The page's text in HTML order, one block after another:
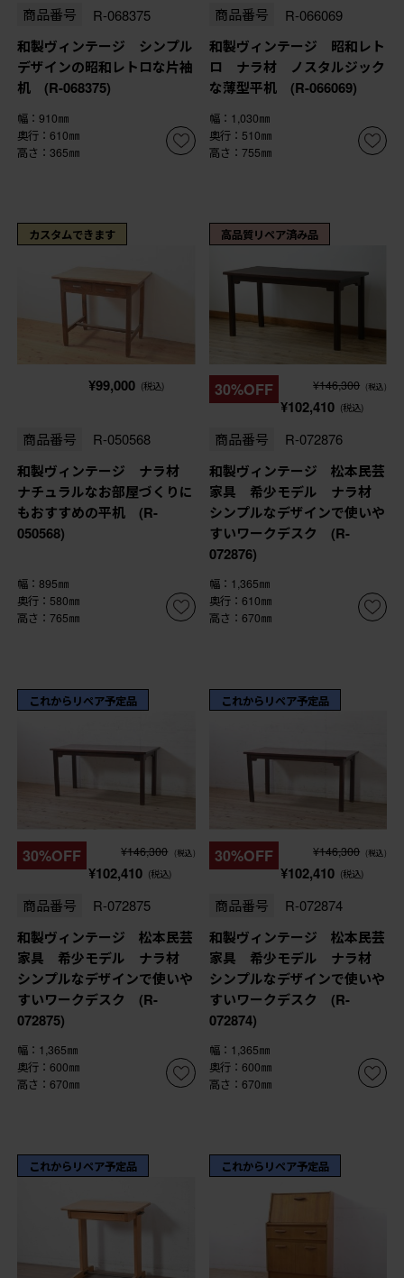
商品番号 R-068375
和製ヴィンテージ シンプル
デザインの昭和レトロな片袖
机 (R-068375)
幅：910㎜
奥行：610㎜
高さ：365㎜
商品番号 R-066069
和製ヴィンテージ 昭和レト
ロ ナラ材 ノスタルジック
な薄型平机 (R-066069)
幅：1,030㎜
奥行：510㎜
高さ：755㎜
カスタムできます
¥99,000 (税込)
商品番号 R-050568
和製ヴィンテージ ナラ材
ナチュラルなお部屋づくりに
もおすすめの平机 (R-
050568)
幅：895㎜
奥行：580㎜
高さ：765㎜
高品質リペア済み品
30%OFF ¥146,300 (税込)
¥102,410 (税込)
商品番号 R-072876
和製ヴィンテージ 松本民芸
家具 希少モデル ナラ材
シンプルなデザインで使いや
すいワークデスク (R-
072876)
幅：1,365㎜
奥行：610㎜
高さ：670㎜
これからリペア予定品
30%OFF ¥146,300 (税込)
¥102,410 (税込)
商品番号 R-072875
和製ヴィンテージ 松本民芸
家具 希少モデル ナラ材
シンプルなデザインで使いや
すいワークデスク (R-
072875)
幅：1,365㎜
奥行：600㎜
高さ：670㎜
これからリペア予定品
30%OFF ¥146,300 (税込)
¥102,410 (税込)
商品番号 R-072874
和製ヴィンテージ 松本民芸
家具 希少モデル ナラ材
シンプルなデザインで使いや
すいワークデスク (R-
072874)
幅：1,365㎜
奥行：600㎜
高さ：670㎜
これからリペア予定品 これからリペア予定品